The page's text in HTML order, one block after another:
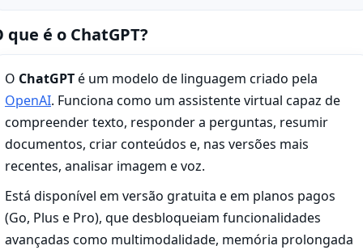
que é o ChatGPT?
O ChatGPTé um modelo de linguagem criado pela
OpenAI. Funciona como um assistente virtual capaz de
compreender texto, responder a perguntas, resumir
documentos, criar conteúdos e, nas versões mais
recentes, analisar imagem e voz.
Está disponível em versão gratuita e em planos pagos
(Go, Plus e Pro), que desbloqueiam funcionalidades
avançadas como multimodalidade, memória prolongada